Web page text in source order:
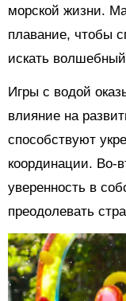
морской жизни.
плавание, чтобы
искать
Игры с водой
влияние на
способствуют
координации. Во-
уверенность в
преодолевать